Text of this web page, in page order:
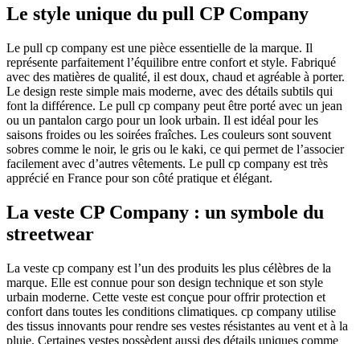
Le style unique du pull CP Company
Le pull cp company est une pièce essentielle de la marque. Il
représente parfaitement l’équilibre entre confort et style. Fabriqué
avec des matières de qualité, il est doux, chaud et agréable à porter.
Le design reste simple mais moderne, avec des détails subtils qui
font la différence. Le pull cp company peut être porté avec un jean
ou un pantalon cargo pour un look urbain. Il est idéal pour les
saisons froides ou les soirées fraîches. Les couleurs sont souvent
sobres comme le noir, le gris ou le kaki, ce qui permet de l’associer
facilement avec d’autres vêtements. Le pull cp company est très
apprécié en France pour son côté pratique et élégant.
La veste CP Company : un symbole du
streetwear
La veste cp company est l’un des produits les plus célèbres de la
marque. Elle est connue pour son design technique et son style
urbain moderne. Cette veste est conçue pour offrir protection et
confort dans toutes les conditions climatiques. cp company utilise
des tissus innovants pour rendre ses vestes résistantes au vent et à la
pluie. Certaines vestes possèdent aussi des détails uniques comme